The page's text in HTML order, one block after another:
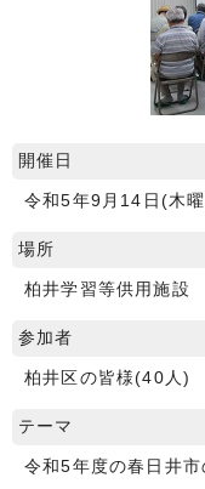
開催日
令和5年9月14日(木
場所
柏井学習等供用施設
参加者
柏井区の皆様(40人)
テーマ
令和5年度の春日井市